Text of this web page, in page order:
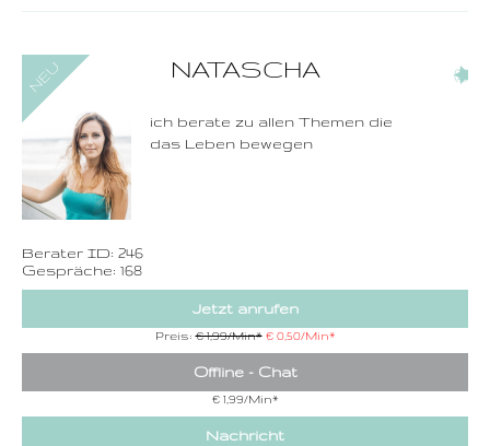
NATASCHA (2)
ich berate zu allen Themen die
das Leben bewegen
Berater ID: 246
Gespräche: 168
Jetzt anrufen
Preis:€ 1,99/Min* € 0,50/Min*
Offline - Chat
€ 1,99/Min*
Nachricht
0900-3 000 468 - 246
1,49 €/Min. inkl. MwSt.
Wählen Sie diese
Rufnummer inklusive
dem Beratercode
Zurück